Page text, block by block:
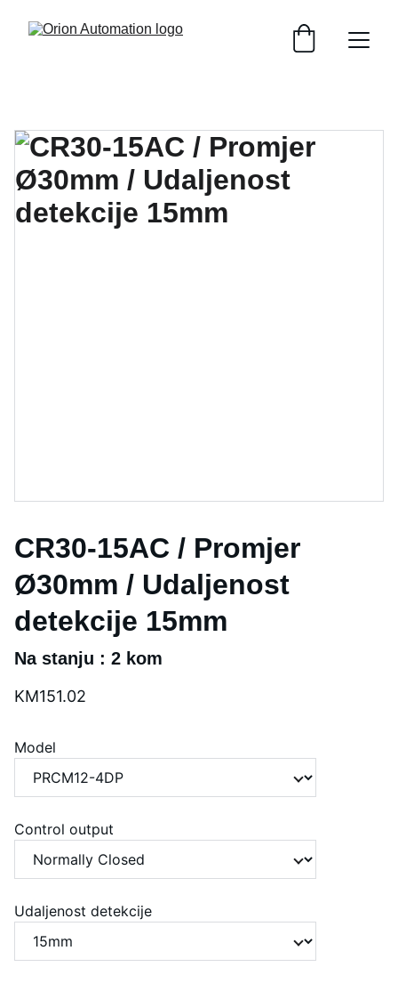
CR30-15AC / Promjer
Ø30mm / Udaljenost
detekcije 15mm
Na stanju : 2 kom
KM151.02
Model
Control output
Udaljenost detekcije